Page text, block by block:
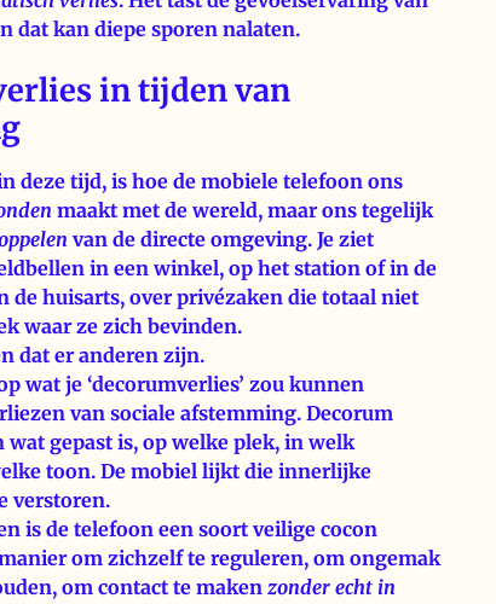
dat kan diepe sporen nalaten.
in tijden van
deze tijd, is hoe de mobiele telefoon ons
maakt met de wereld, maar ons tegelijk
van de directe omgeving. Je ziet
in een winkel, op het station of in de
de huisarts, over privézaken die totaal niet
waar ze zich bevinden.
dat er anderen zijn.
wat je ‘decorumverlies’ zou kunnen
van sociale afstemming. Decorum
wat gepast is, op welke plek, in welk
toon. De mobiel lijkt die innerlijke
verstoren.
is de telefoon een soort veilige cocon
om zichzelf te reguleren, om ongemak
om contact te maken zonder echt in